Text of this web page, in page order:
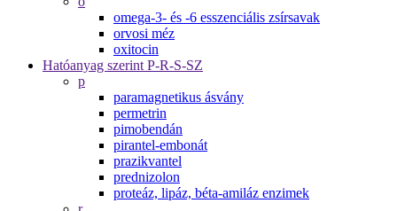
omega-3- és -6 esszenciális zsírsavak
orvosi méz
oxitocin
Hatóanyag szerint P-R-S-SZ
p
paramagnetikus ásvány
permetrin
pimobendán
pirantel-embonát
prazikvantel
prednizolon
proteáz, lipáz, béta-amiláz enzimek